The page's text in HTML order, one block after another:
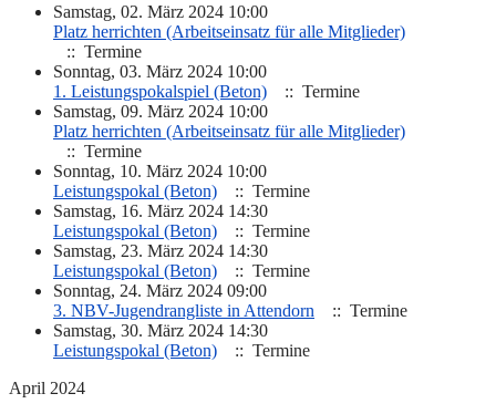
Samstag, 02. März 2024 10:00
Platz herrichten (Arbeitseinsatz für alle Mitglieder)
:: Termine
Sonntag, 03. März 2024 10:00
1. Leistungspokalspiel (Beton)
:: Termine
Samstag, 09. März 2024 10:00
Platz herrichten (Arbeitseinsatz für alle Mitglieder)
:: Termine
Sonntag, 10. März 2024 10:00
Leistungspokal (Beton)
:: Termine
Samstag, 16. März 2024 14:30
Leistungspokal (Beton)
:: Termine
Samstag, 23. März 2024 14:30
Leistungspokal (Beton)
:: Termine
Sonntag, 24. März 2024 09:00
3. NBV-Jugendrangliste in Attendorn
:: Termine
Samstag, 30. März 2024 14:30
Leistungspokal (Beton)
:: Termine
April 2024